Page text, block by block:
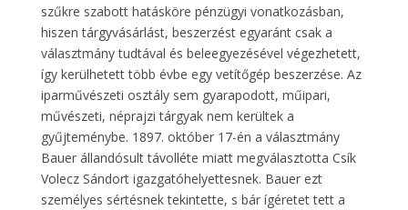
szűkre szabott hatásköre pénzügyi vonatkozásban,
hiszen tárgyvásárlást, beszerzést egyaránt csak a
választmány tudtával és beleegyezésével végezhetett,
így kerülhetett több évbe egy vetítőgép beszerzése. Az
iparművészeti osztály sem gyarapodott, műipari,
művészeti, néprajzi tárgyak nem kerültek a
gyűjteménybe. 1897. október 17-én a választmány
Bauer állandósult távolléte miatt megválasztotta Csík
Volecz Sándort igazgatóhelyettesnek. Bauer ezt
személyes sértésnek tekintette, s bár ígéretet tett a